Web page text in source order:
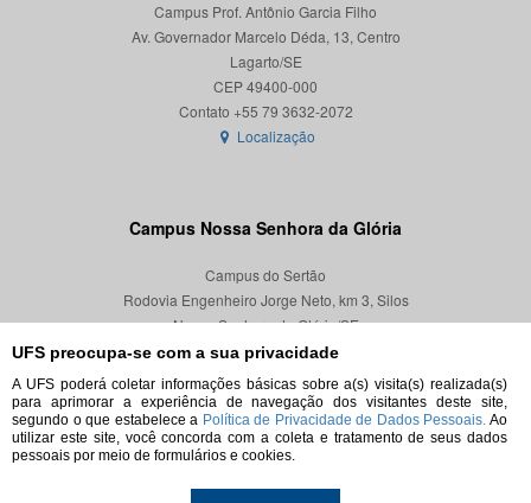
UFS preocupa-se com a sua privacidade
A UFS poderá coletar informações básicas sobre a(s) visita(s) realizada(s)
para aprimorar a experiência de navegação dos visitantes deste site,
segundo o que estabelece a Política de Privacidade de Dados Pessoais. Ao
utilizar este site, você concorda com a coleta e tratamento de seus dados
pessoais por meio de formulários e cookies.
Campus Prof. Antônio Garcia Filho
Av. Governador Marcelo Déda, 13, Centro
Lagarto/SE
CEP 49400-000
Localização
Campus Nossa Senhora da Glória
Campus do Sertão
Rodovia Engenheiro Jorge Neto, km 3, Silos
Nossa Senhora da Glória/SE
CEP 49680-000
Localização